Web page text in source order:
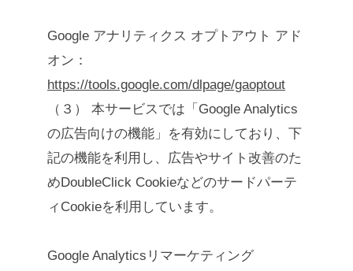
Google アナリティクス オプトアウト アド
オン：
https://tools.google.com/dlpage/gaoptout
（３） 本サービスでは「Google Analytics
の広告向けの機能」を有効にしており、下
記の機能を利用し、広告やサイト改善のた
めDoubleClick Cookieなどのサードパーテ
ィCookieを利用しています。
Google Analyticsリマーケティング